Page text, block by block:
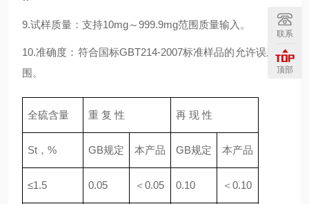
9.试样质量：支持10mg～999.9mg范围质量输入。
10.准确度：符合国标GBT214-2007标准样品的允许误差范
围。
全硫含量 重 复 性 再 现 性
St，% GB规定 本产品 GB规定 本产品
≤1.5 0.05 ＜0.05 0.10 ＜0.10
联系
顶部